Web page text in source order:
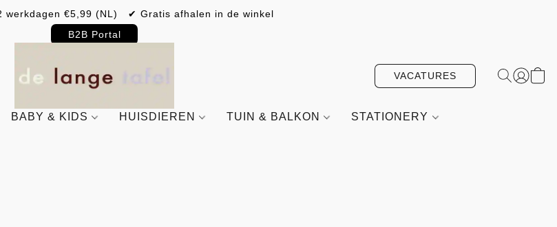
werkdagen €5,99 (NL) ✔ Gratis afhalen in de winkel
B2B Portal
VACATURES
BABY & KIDS HUISDIEREN TUIN & BALKON STATIONERY